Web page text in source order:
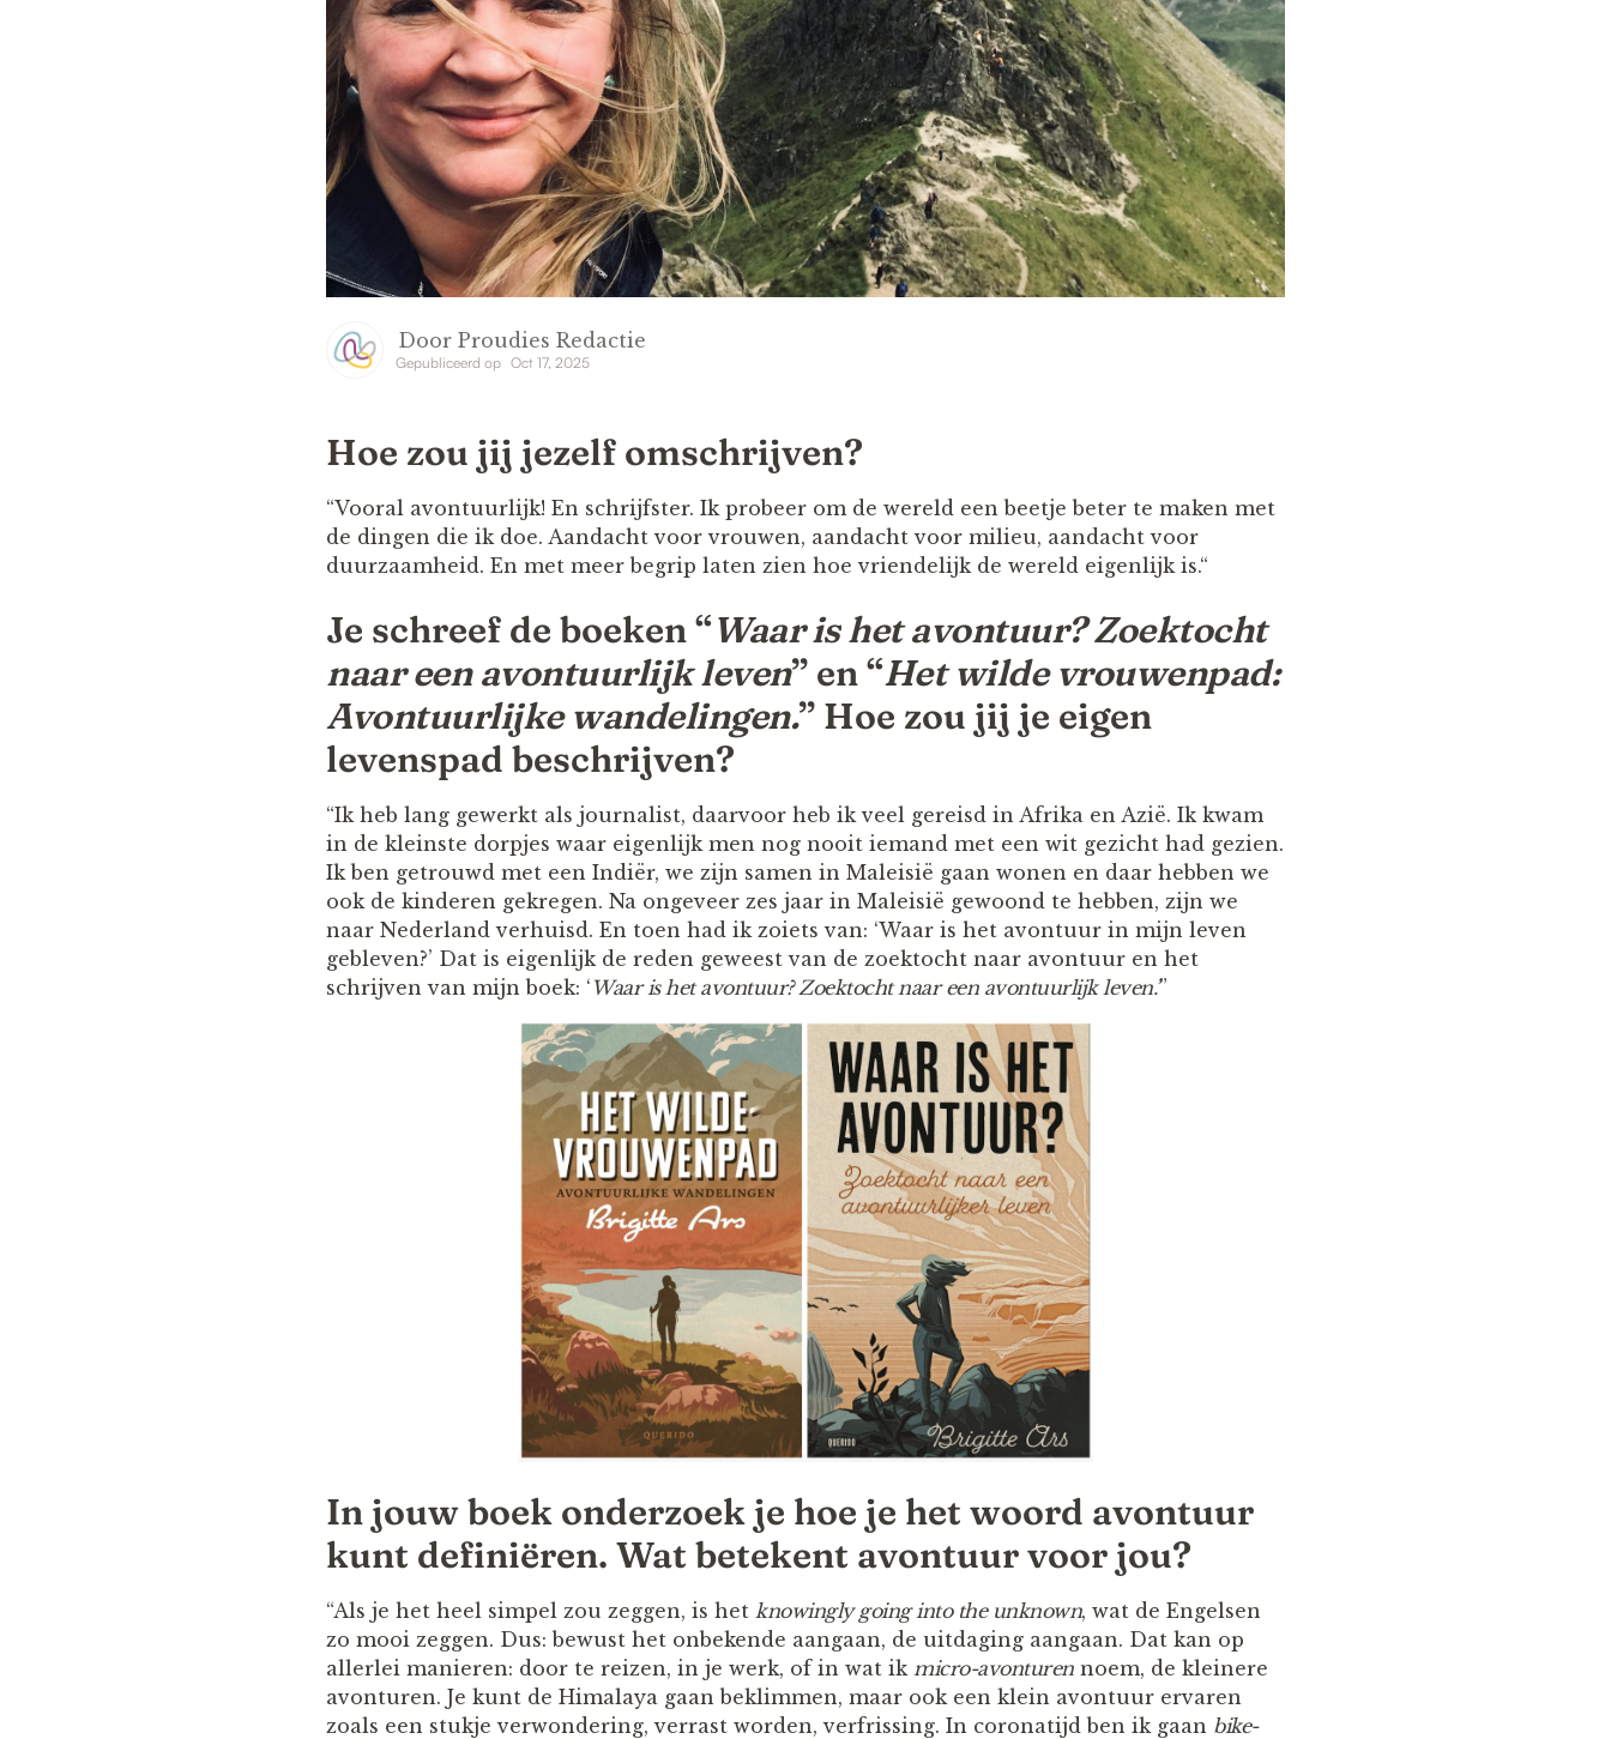
Door Proudies Redactie
Gepubliceerd op Oct 17, 2025
Hoe zou jij jezelf omschrijven?
“Vooral avontuurlijk! En schrijfster. Ik probeer om de wereld een beetje beter te maken met
de dingen die ik doe. Aandacht voor vrouwen, aandacht voor milieu, aandacht voor
duurzaamheid. En met meer begrip laten zien hoe vriendelijk de wereld eigenlijk is.“
Je schreef de boeken “Waar is het avontuur? Zoektocht
naar een avontuurlijk leven” en “Het wilde vrouwenpad:
Avontuurlijke wandelingen.” Hoe zou jij je eigen
levenspad beschrijven?
“Ik heb lang gewerkt als journalist, daarvoor heb ik veel gereisd in Afrika en Azië. Ik kwam
in de kleinste dorpjes waar eigenlijk men nog nooit iemand met een wit gezicht had gezien.
Ik ben getrouwd met een Indiër, we zijn samen in Maleisië gaan wonen en daar hebben we
ook de kinderen gekregen. Na ongeveer zes jaar in Maleisië gewoond te hebben, zijn we
naar Nederland verhuisd. En toen had ik zoiets van: ‘Waar is het avontuur in mijn leven
gebleven?’ Dat is eigenlijk de reden geweest van de zoektocht naar avontuur en het
schrijven van mijn boek: ‘ Waar is het avontuur? Zoektocht naar een avontuurlijk leven.’”
In jouw boek onderzoek je hoe je het woord avontuur
kunt definiëren. Wat betekent avontuur voor jou?
“Als je het heel simpel zou zeggen, is het knowingly going into the unknown, wat de Engelsen
zo mooi zeggen. Dus: bewust het onbekende aangaan, de uitdaging aangaan. Dat kan op
allerlei manieren: door te reizen, in je werk, of in wat ik micro-avonturennoem, de kleinere
avonturen. Je kunt de Himalaya gaan beklimmen, maar ook een klein avontuur ervaren
zoals een stukje verwondering, verrast worden, verfrissing. In coronatijd ben ik gaan bike-